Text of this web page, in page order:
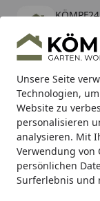
Unsere Seite
Technologien,
Website zu
personalisieren
analysieren. Mit
Verwendung von
persönlichen
Surferlebnis und
KÖMPF24
kostenlos -
Alle Produkte
Mein Konto
Suchen
Karibu Pools